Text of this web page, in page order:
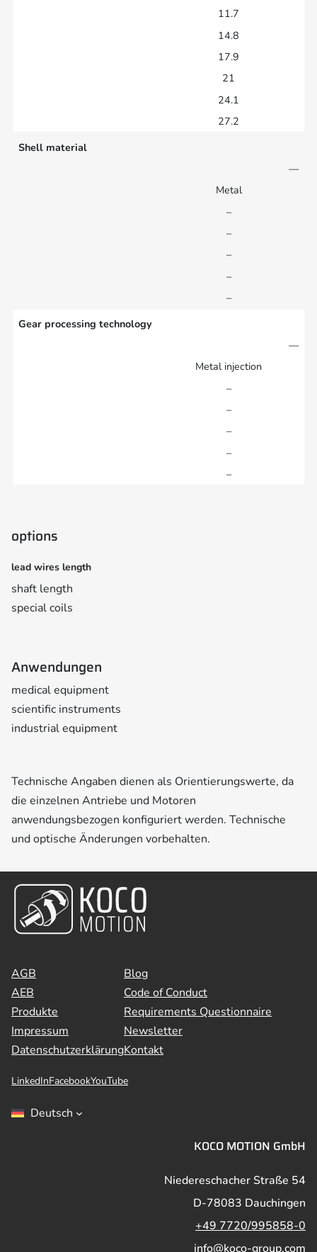
11.7
14.8
17.9
21
24.1
27.2
Shell material
—
Metal
–
–
–
–
–
Gear processing technology
—
Metal injection
–
–
–
–
–
options
lead wires length
shaft length
special coils
Anwendungen
medical equipment
scientific instruments
industrial equipment
Technische Angaben dienen als Orientierungswerte, da
die einzelnen Antriebe und Motoren
anwendungsbezogen konfiguriert werden. Technische
und optische Änderungen vorbehalten.
AGB
AEB
Produkte
Impressum
Datenschutzerklärung
Blog
Code of Conduct
Requirements Questionnaire
Newsletter
Kontakt
LinkedInFacebookYouTube
Deutsch
KOCO MOTION GmbH
Niedereschacher Straße 54
D-78083 Dauchingen
+49 7720/995858-0
info@koco-group.com